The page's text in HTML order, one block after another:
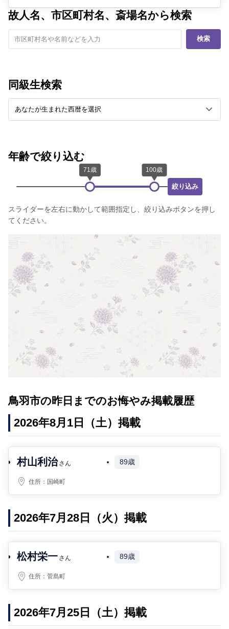
故人名、市区町村名、斎場名から検索
検索
同級生検索
年齢で絞り込む
絞り込み
スライダーを左右に動かして範囲指定し、絞り込みボタンを押し
てください。
鳥羽市の昨日までのお悔やみ掲載履歴
2026年8月1日（土）掲載
村山利治 さん 89歳
住所： 国崎町
2026年7月28日（火）掲載
松村栄一 さん 89歳
住所：菅島町
2026年7月25日（土）掲載